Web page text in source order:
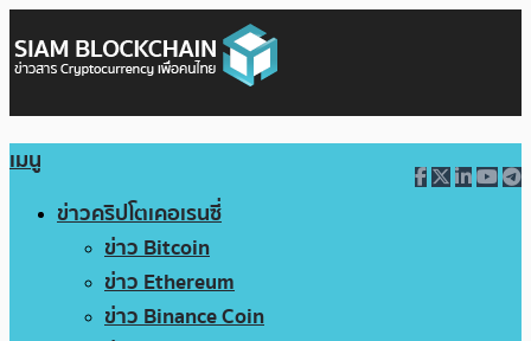
เมนู
ข่าวคริปโตเคอเรนซี่
ข่าว Bitcoin
ข่าว Ethereum
ข่าว Binance Coin